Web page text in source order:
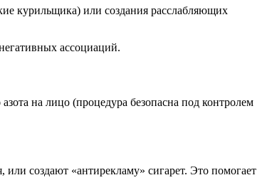
курильщика) или создания расслабляющих
ассоциаций.
на лицо (процедура безопасна под контролем
создают «антирекламу» сигарет. Это помогает